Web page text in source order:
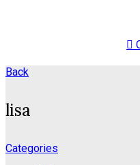
Back
lisa
Categories